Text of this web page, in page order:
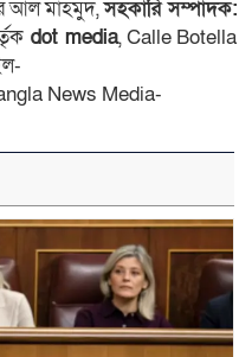
আল মাহমুদ,সহকারি সম্পাদক:
dot media, Calle Botella
News Media-